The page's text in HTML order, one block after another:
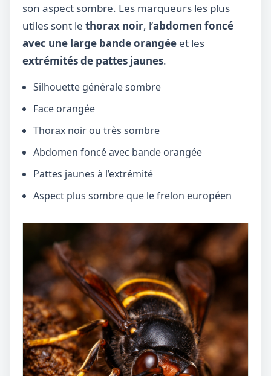
son aspect sombre. Les marqueurs les plus
utiles sont le thorax noir, l’abdomen foncé
avec une large bande orangée et les
extrémités de pattes jaunes.
Silhouette générale sombre
Face orangée
Thorax noir ou très sombre
Abdomen foncé avec bande orangée
Pattes jaunes à l’extrémité
Aspect plus sombre que le frelon européen